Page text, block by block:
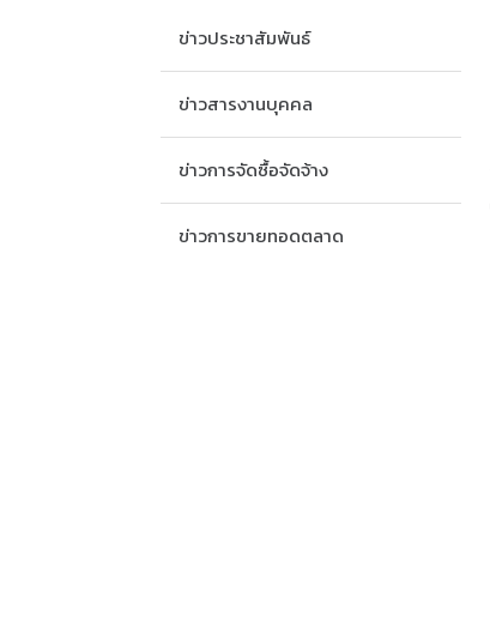
ข่าวประชาสัมพันธ์
ข่าวสารงานบุคคล
ข่าวการจัดซื้อจัดจ้าง
ข่าวการขายทอดตลาด